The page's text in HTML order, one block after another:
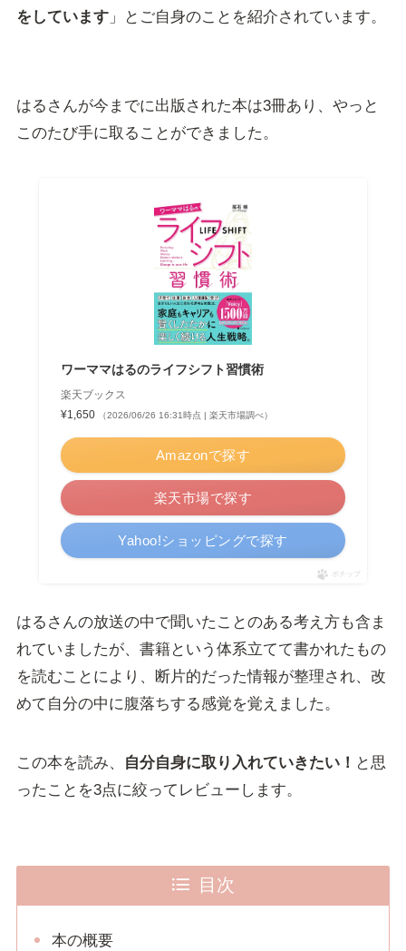
をしています」とご自身のことを紹介されています。
はるさんが今までに出版された本は3冊あり、やっと
このたび手に取ることができました。
ワーママはるのライフシフト習慣術
楽天ブックス
¥1,650
（2026/06/26 16:31時点 | 楽天市場調べ）
Amazonで探す
楽天市場で探す
Yahoo!ショッピングで探す
ポチップ
はるさんの放送の中で聞いたことのある考え方も含ま
れていましたが、書籍という体系立てて書かれたもの
を読むことにより、断片的だった情報が整理され、改
めて自分の中に腹落ちする感覚を覚えました。
この本を読み、 自分自身に取り入れていきたい！ と思
ったことを3点に絞ってレビューします。
目次
本の概要